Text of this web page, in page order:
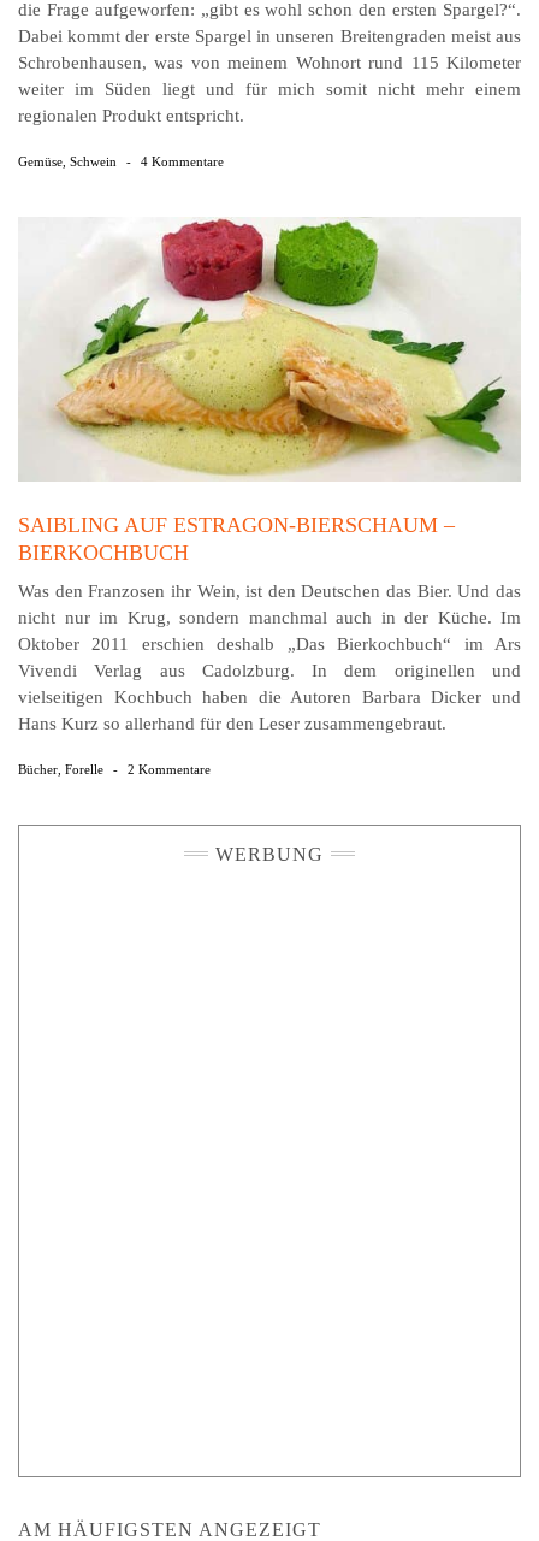
die Frage aufgeworfen: „gibt es wohl schon den ersten Spargel?“.
Dabei kommt der erste Spargel in unseren Breitengraden meist aus
Schrobenhausen, was von meinem Wohnort rund 115 Kilometer
weiter im Süden liegt und für mich somit nicht mehr einem
regionalen Produkt entspricht.
Gemüse Schwein - 4 Kommentare
SAIBLING AUF ESTRAGON-BIERSCHAUM –
BIERKOCHBUCH
Was den Franzosen ihr Wein, ist den Deutschen das Bier. Und das
nicht nur im Krug, sondern manchmal auch in der Küche. Im
Oktober 2011 erschien deshalb „Das Bierkochbuch“ im Ars
Vivendi Verlag aus Cadolzburg. In dem originellen und
vielseitigen Kochbuch haben die Autoren Barbara Dicker und
Hans Kurz so allerhand für den Leser zusammengebraut.
Bücher Forelle - 2 Kommentare
WERBUNG
AM HÄUFIGSTEN ANGEZEIGT